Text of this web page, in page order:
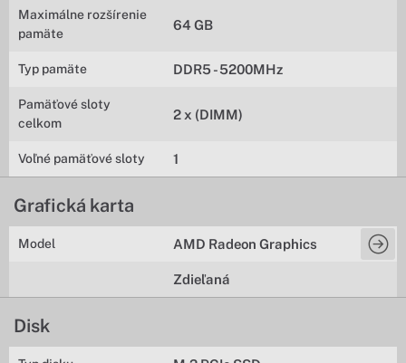
Maximálne rozšírenie
pamäte
64 GB
Typ pamäte DDR5 - 5200MHz
Pamäťové sloty
celkom
2 x (DIMM)
Voľné pamäťové sloty 1
Grafická karta
Model AMD Radeon Graphics
Zdieľaná
Disk